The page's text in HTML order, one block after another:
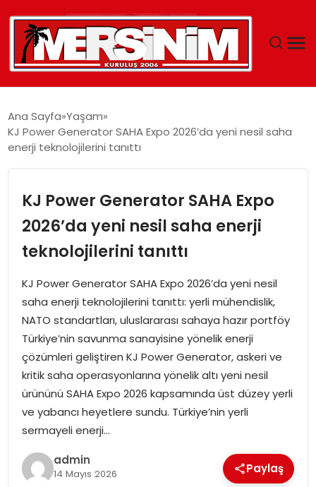
YAŞAM
EĞITIM
SPOR
EKONOMI
MAGAZIN
DÜNYA
OTOMOBIL
Ana Sayfa Yaşam
KJ Power Generator SAHA Expo 2026’da yeni nesil saha
enerji teknolojilerini tanıttı
KJ Power Generator SAHA Expo
2026’da yeni nesil saha enerji
teknolojilerini tanıttı
KJ Power Generator SAHA Expo 2026’da yeni nesil
saha enerji teknolojilerini tanıttı: yerli mühendislik,
NATO standartları, uluslararası sahaya hazır portföy
Türkiye’nin savunma sanayisine yönelik enerji
çözümleri geliştiren KJ Power Generator, askeri ve
kritik saha operasyonlarına yönelik altı yeni nesil
ürününü SAHA Expo 2026 kapsamında üst düzey yerli
ve yabancı heyetlere sundu. Türkiye’nin yerli
sermayeli enerji…
admin
14 Mayıs 2026 Paylaş